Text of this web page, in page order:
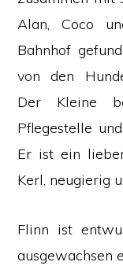
Alan, Coco
Bahnhof
von den
Der Kleine
Pflegestelle
Er ist ein
Kerl, neugierig
Flinn ist
ausgewachsen